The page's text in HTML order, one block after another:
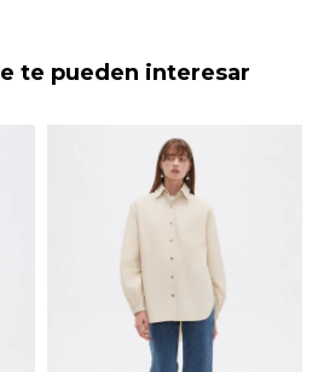
te pueden interesar